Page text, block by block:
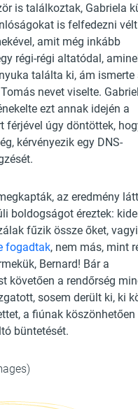
is találkoztak, Gabriela
is felfedezni vélt
amit még inkább
régi-régi altatódal,
találta ki, ám ismerte
nevet viselte.
ezt annak idején a
férjével úgy döntöttek,
kérvényezik egy DNS-
az eredmény
boldogságot éreztek:
fűzik össze őket,
fogadtak, nem más, mint
Bernard! Bár a
követően a rendőrség
sosem derült ki, ki
a fiúnak
büntetését.